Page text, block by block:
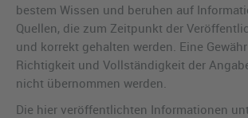
bestem Wissen und beruhen auf
Quellen, die zum Zeitpunkt der
und korrekt gehalten werden. Eine
Richtigkeit und Vollständigkeit der
nicht übernommen werden.
Die hier veröffentlichten Informationen